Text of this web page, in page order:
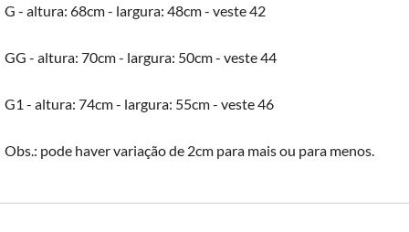
G - altura: 68cm - largura: 48cm - veste 42
GG - altura: 70cm - largura: 50cm - veste 44
G1 - altura: 74cm - largura: 55cm - veste 46
Obs.: pode haver variação de 2cm para mais ou para menos.